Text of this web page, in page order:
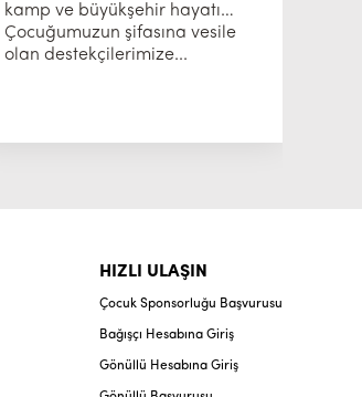
kamp ve büyükşehir hayatı…
Çocuğumuzun şifasına vesile
olan destekçilerimize...
HIZLI ULAŞIN
Çocuk Sponsorluğu Başvurusu
Bağışçı Hesabına Giriş
Gönüllü Hesabına Giriş